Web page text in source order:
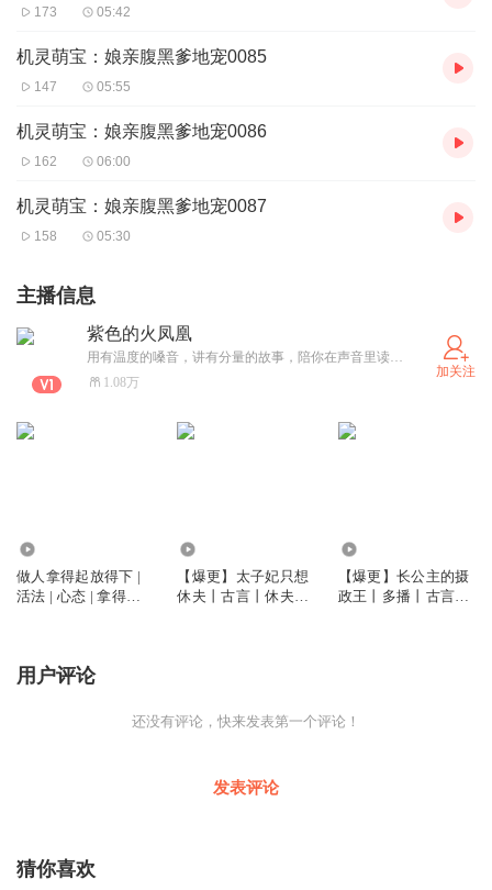
173 05:42
机灵萌宝：娘亲腹黑爹地宠0085
147 05:55
机灵萌宝：娘亲腹黑爹地宠0086
162 06:00
机灵萌宝：娘亲腹黑爹地宠0087
158 05:30
主播信息
紫色的火凤凰
用有温度的嗓音，讲有分量的故事，陪你在声音里读懂时光。
1.08万
加关注
做人拿得起放得下 |
活法 | 心态 | 拿得起
【爆更】太子妃只想
休夫丨古言丨休夫丨
【爆更】长公主的摄
政王丨多播丨古言丨
用户评论
还没有评论，快来发表第一个评论！
发表评论
猜你喜欢